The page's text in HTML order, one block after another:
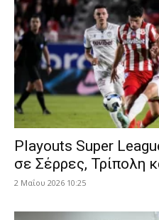
Playouts Super
σε Σέρρες, Τρίπολη
2 Μαΐου 2026 10:25